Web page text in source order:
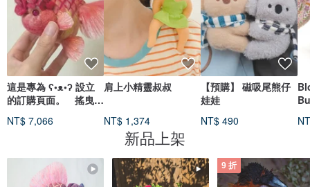
這是專為 ʕ•ᴥ•ʔ 設立
的訂購頁面。 搖曳的
NT$ 7,066
肩上小精靈叔叔
NT$ 1,374
【預購】 磁吸尾熊仔
娃娃
NT$ 490
新品上架
9 折